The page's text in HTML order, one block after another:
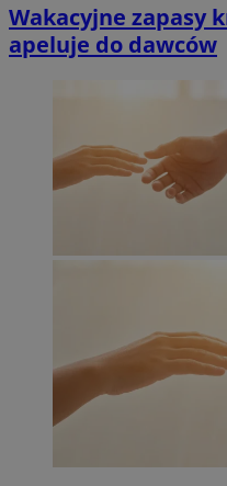
Wakacyjne zapasy
apeluje do dawców